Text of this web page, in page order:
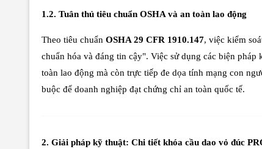
1.2. Tuân thủ tiêu chuẩn OSHA và an toàn lao động
Theo tiêu chuẩn OSHA 29 CFR 1910.147, việc kiểm
chuẩn hóa và đáng tin cậy". Việc sử dụng các biện
toàn lao động mà còn trực tiếp đe dọa tính mạng con
buộc để doanh nghiệp đạt chứng chỉ an toàn quốc tế.
2. Giải pháp kỹ thuật: Chi tiết khóa cầu dao vỏ đúc